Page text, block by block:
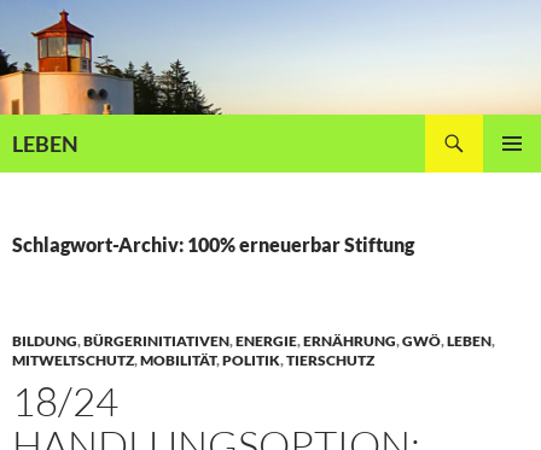
Inhalt
springen
LEBEN
Schlagwort-Archiv: 100% erneuerbar Stiftung
BILDUNG,BÜRGERINITIATIVEN,ENERGIE,ERNÄHRUNG,GWÖ,LEBEN,
MITWELTSCHUTZ,MOBILITÄT,POLITIK,TIERSCHUTZ
18/24